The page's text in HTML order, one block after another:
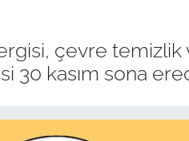
çevre temizlik
30 kasım sona